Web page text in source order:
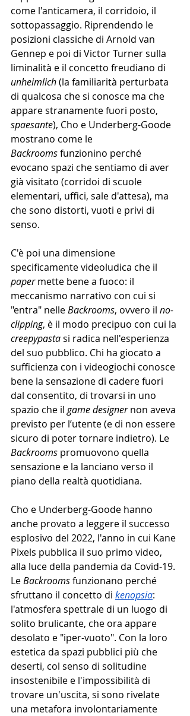
come l'anticamera, il corridoio, il
sottopassaggio. Riprendendo le
posizioni classiche di Arnold van
Gennep e poi di Victor Turner sulla
liminalità e il concetto freudiano di
unheimlich (la familiarità perturbata
di qualcosa che si conosce ma che
appare stranamente fuori posto,
spaesante), Cho e Underberg-Goode
mostrano come le
Backrooms funzionino perché
evocano spazi che sentiamo di aver
già visitato (corridoi di scuole
elementari, uffici, sale d'attesa), ma
che sono distorti, vuoti e privi di
senso.
C'è poi una dimensione
specificamente videoludica che il
paper mette bene a fuoco: il
meccanismo narrativo con cui si
"entra" nelle Backrooms, ovvero il no-
clipping, è il modo precipuo con cui la
creepypasta si radica nell'esperienza
del suo pubblico. Chi ha giocato a
sufficienza con i videogiochi conosce
bene la sensazione di cadere fuori
dal consentito, di trovarsi in uno
spazio che il game designer non aveva
previsto per l’utente (e di non essere
sicuro di poter tornare indietro). Le
Backrooms promuovono quella
sensazione e la lanciano verso il
piano della realtà quotidiana.
Cho e Underberg-Goode hanno
anche provato a leggere il successo
esplosivo del 2022, l'anno in cui Kane
Pixels pubblica il suo primo video,
alla luce della pandemia da Covid-19.
Le Backrooms funzionano perché
sfruttano il concetto di kenopsia:
l'atmosfera spettrale di un luogo di
solito brulicante, che ora appare
desolato e "iper-vuoto". Con la loro
estetica da spazi pubblici più che
deserti, col senso di solitudine
insostenibile e l'impossibilità di
trovare un'uscita, si sono rivelate
una metafora involontariamente